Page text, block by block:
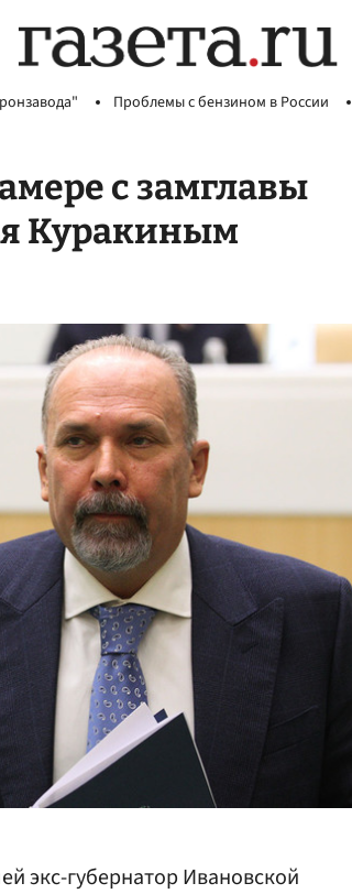
Проблемы с бензином в России
с замглавы
Куракиным
экс-губернатор Ивановской